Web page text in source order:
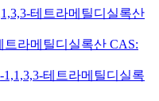
테트라메틸디실록산
트라메틸디실록산 CAS:
테트라메틸디실록